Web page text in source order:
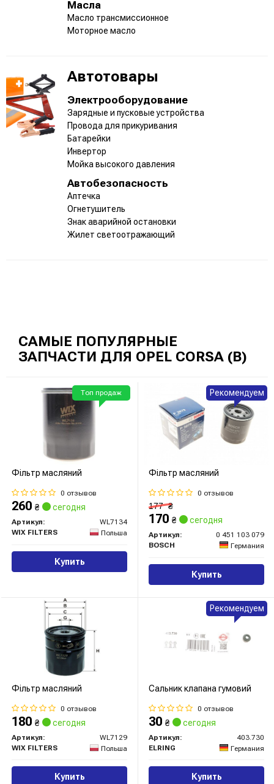
Масла
Масло трансмиссионное
Моторное масло
Автотовары
Электрооборудование
Зарядные и пусковые устройства
Провода для прикуривания
Батарейки
Инвертор
Мойка высокого давления
Автобезопасность
Аптечка
Огнетушитель
Знак аварийной остановки
Жилет светоотражающий
САМЫЕ ПОПУЛЯРНЫЕ
ЗАПЧАСТИ ДЛЯ OPEL CORSA (B)
Фільтр масляний
0 отзывов
260 ₴ сегодня
Артикул:
WL7134
WIX FILTERS
Польша
Купить
Топ продаж
Фільтр масляний
0 отзывов
177₴
170 ₴ сегодня
Артикул:
0 451 103 079
BOSCH
Германия
Купить
Рекомендуем
Фільтр масляний
0 отзывов
180 ₴ сегодня
Артикул:
WL7129
WIX FILTERS
Польша
Купить
Сальник клапана гумовий
0 отзывов
30 ₴ сегодня
Артикул:
403.730
ELRING
Германия
Купить
Рекомендуем